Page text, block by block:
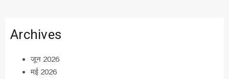
Archives
जून 2026
मई 2026